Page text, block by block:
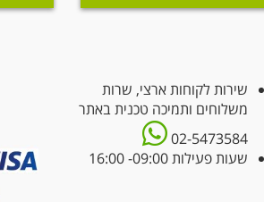
שירות לקוחות ארצי, שרות
משלוחים ותמיכה טכנית באתר
02-5473584
שעות פעילות 09:00- 16:00